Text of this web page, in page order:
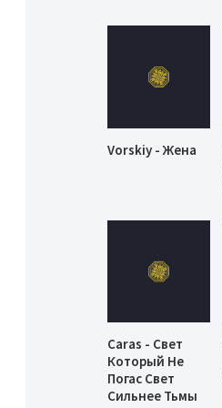
Vorskiy - Жена
Caras - Свет
Который Не
Погас Свет
Сильнее Тьмы